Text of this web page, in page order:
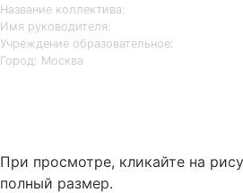
Название коллектива:
Имя руководителя:
Учреждение образовательное:
Город: Москва
При просмотре, кликайте на
полный размер.